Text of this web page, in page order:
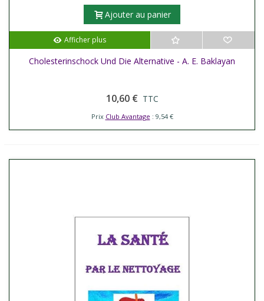
Ajouter au panier
Afficher plus
Cholesterinschock Und Die Alternative - A. E. Baklayan
10,60 € TTC
Prix Club Avantage : 9,54 €